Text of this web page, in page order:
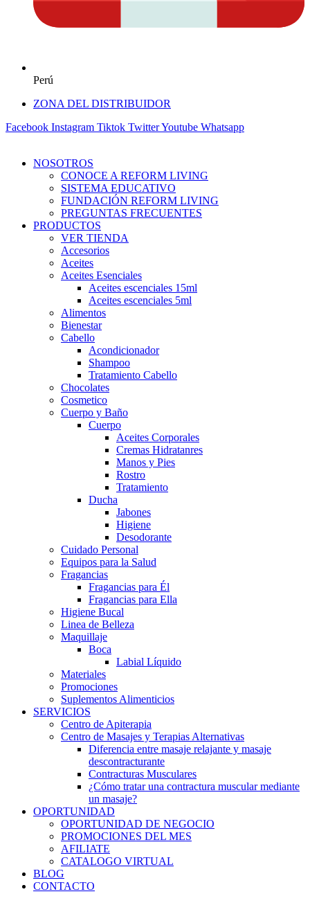
Perú
ZONA DEL DISTRIBUIDOR
Facebook Instagram Tiktok TwitterYoutube Whatsapp
NOSOTROS
CONOCE A REFORM LIVING
SISTEMA EDUCATIVO
FUNDACIÓN REFORM LIVING
PREGUNTAS FRECUENTES
PRODUCTOS
VER TIENDA
Accesorios
Aceites
Aceites Esenciales
Aceites escenciales 15ml
Aceites escenciales 5ml
Alimentos
Bienestar
Cabello
Acondicionador
Shampoo
Tratamiento Cabello
Chocolates
Cosmetico
Cuerpo y Baño
Cuerpo
Aceites Corporales
Cremas Hidratanres
Manos y Pies
Rostro
Tratamiento
Ducha
Jabones
Higiene
Desodorante
Cuidado Personal
Equipos para la Salud
Fragancias
Fragancias para Él
Fragancias para Ella
Higiene Bucal
Linea de Belleza
Maquillaje
Boca
Labial Líquido
Materiales
Promociones
Suplementos Alimenticios
SERVICIOS
Centro de Apiterapia
Centro de Masajes y Terapias Alternativas
Diferencia entre masaje relajante y masaje
descontracturante
Contracturas Musculares
¿Cómo tratar una contractura muscular mediante
un masaje?
OPORTUNIDAD
OPORTUNIDAD DE NEGOCIO
PROMOCIONES DEL MES
AFILIATE
CATALOGO VIRTUAL
BLOG
CONTACTO